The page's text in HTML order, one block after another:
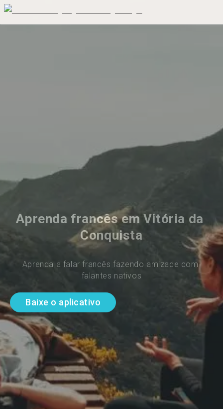
Aprenda francês em Vitória da
Conquista
Aprenda a falar francês fazendo amizade com
falantes nativos
Baixe o aplicativo